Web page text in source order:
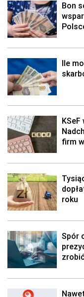
Bon
Ile
firm
roku
Spór